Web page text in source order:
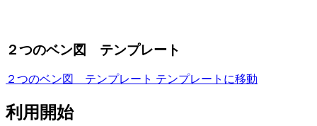
２つのベン図 テンプレート
２つのベン図 テンプレート テンプレートに移動
利用開始